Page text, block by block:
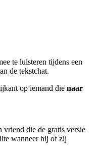
te luisteren tijdens een
de tekstchat.
op iemand die naar
vriend die de gratis versie
wanneer hij of zij